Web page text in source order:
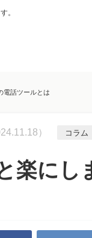
。
電話ツールとは
） コラム
楽に